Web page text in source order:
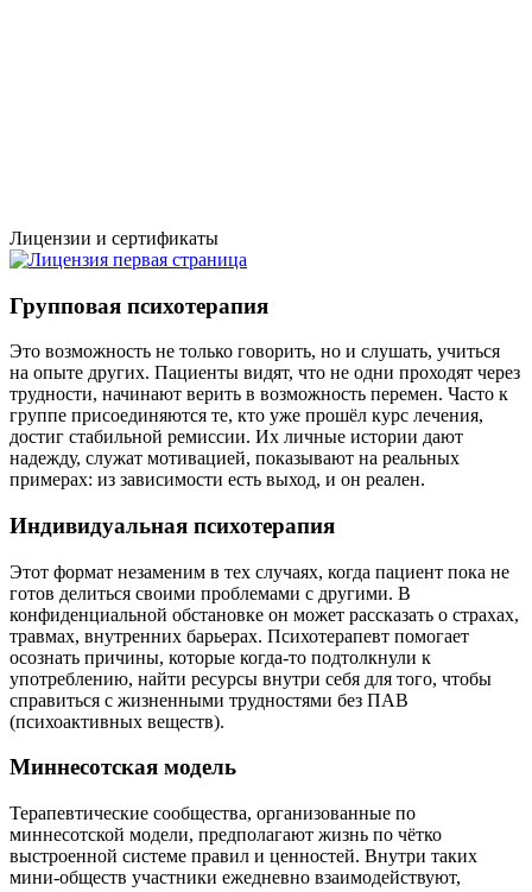
Лицензии и сертификаты
Групповая психотерапия
Это возможность не только говорить, но и слушать, учиться
на опыте других. Пациенты видят, что не одни проходят через
трудности, начинают верить в возможность перемен. Часто к
группе присоединяются те, кто уже прошёл курс лечения,
достиг стабильной ремиссии. Их личные истории дают
надежду, служат мотивацией, показывают на реальных
примерах: из зависимости есть выход, и он реален.
Индивидуальная психотерапия
Этот формат незаменим в тех случаях, когда пациент пока не
готов делиться своими проблемами с другими. В
конфиденциальной обстановке он может рассказать о страхах,
травмах, внутренних барьерах. Психотерапевт помогает
осознать причины, которые когда-то подтолкнули к
употреблению, найти ресурсы внутри себя для того, чтобы
справиться с жизненными трудностями без ПАВ
(психоактивных веществ).
Миннесотская модель
Терапевтические сообщества, организованные по
миннесотской модели, предполагают жизнь по чётко
выстроенной системе правил и ценностей. Внутри таких
мини-обществ участники ежедневно взаимодействуют,